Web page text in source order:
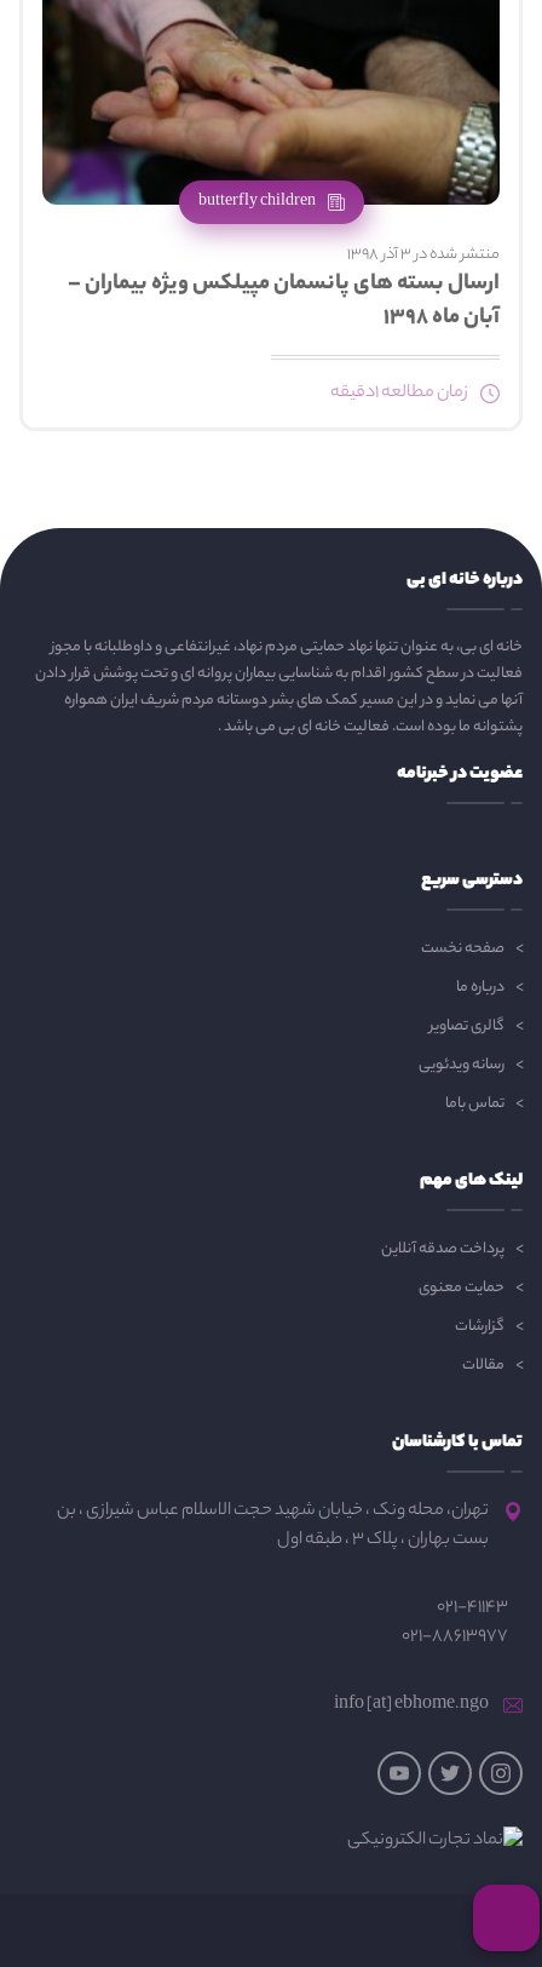
butterfly children
منتشر شده در 3 آذر 1398
ارسال بسته های پانسمان مپیلکس ویژه بیماران –
آبان ماه ۱۳۹۸
زمان مطالعه 1دقیقه
درباره خانه ای بی
خانه ای بی، به عنوان تنها نهاد حمایتی مردم نهاد، غیرانتفاعی و داوطلبانه با مجوز
فعالیت در سطح کشور اقدام به شناسایی بیماران پروانه ای و تحت پوشش قرار دادن
آنها می نماید و در این مسیر کمک های بشر دوستانه مردم شریف ایران همواره
پشتوانه ما بوده است. فعالیت خانه ای بی می باشد .
عضویت در خبرنامه
دسترسی سریع
صفحه نخست
درباره ما
گالری تصاویر
رسانه ویدئویی
تماس باما
لینک های مهم
پرداخت صدقه آنلاین
حمایت معنوی
گزارشات
مقالات
تماس با کارشناسان
تهران، محله ونک ، خیابان شهید حجت الاسلام عباس شیرازی ، بن
بست بهاران ، پلاک 3 ، طبقه اول
021-41143
021-88613977
info [at] ebhome.ngo